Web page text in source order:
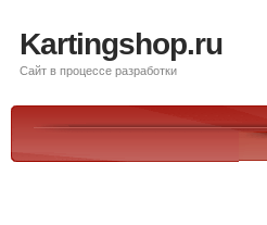
Kartingshop.ru
Сайт в процессе разработки